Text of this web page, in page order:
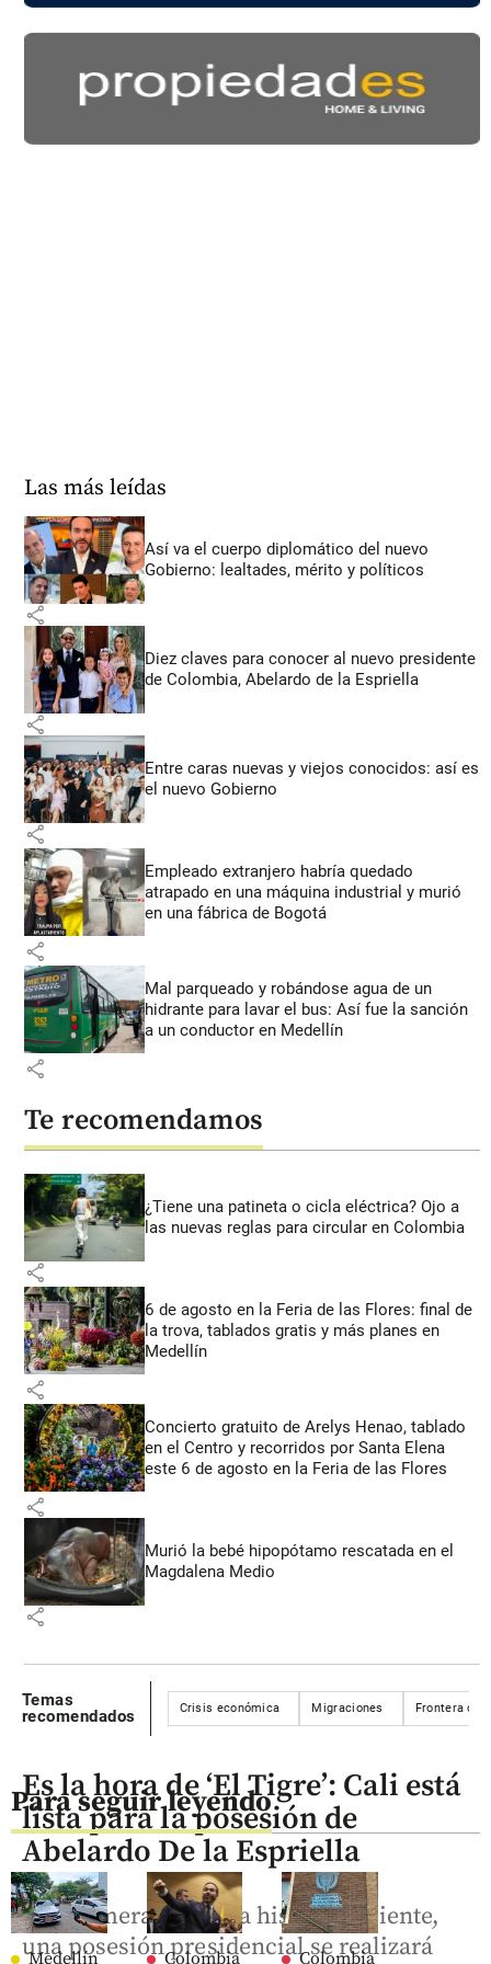
Las más leídas
Así va el cuerpo diplomático del nuevo
Gobierno: lealtades, mérito y políticos
share
Diez claves para conocer al nuevo presidente
de Colombia, Abelardo de la Espriella
share
Entre caras nuevas y viejos conocidos: así es
el nuevo Gobierno
share
Empleado extranjero habría quedado
atrapado en una máquina industrial y murió
en una fábrica de Bogotá
share
Mal parqueado y robándose agua de un
hidrante para lavar el bus: Así fue la sanción
a un conductor en Medellín
share
Te recomendamos
¿Tiene una patineta o cicla eléctrica? Ojo a
las nuevas reglas para circular en Colombia
share
6 de agosto en la Feria de las Flores: final de
la trova, tablados gratis y más planes en
Medellín
share
Concierto gratuito de Arelys Henao, tablado
en el Centro y recorridos por Santa Elena
este 6 de agosto en la Feria de las Flores
share
Murió la bebé hipopótamo rescatada en el
Magdalena Medio
share
Temas
recomendados
Crisis económica Migraciones Frontera
Para seguir leyendo
Medellín Colombia Colombia
Es la hora de ‘El Tigre’: Cali está
lista para la posesión de
Abelardo De la Espriella
Por primera vez en la historia reciente,
una posesión presidencial se realizará